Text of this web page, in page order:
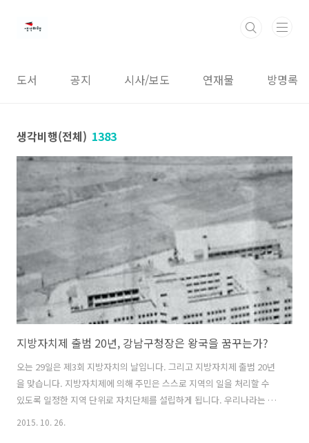
도서 공지 시사/보도 연재물 방명록
생각비행(전체) 1383
지방자치제 출범 20년, 강남구청장은 왕국을 꿈꾸는가?
오는 29일은 제3회 지방자치의 날입니다. 그리고 지방자치제 출범 20년
을 맞습니다. 지방자치제에 의해 주민은 스스로 지역의 일을 처리할 수
있도록 일정한 지역 단위로 자치단체를 설립하게 됩니다. 우리나라는 전
국적으로 시장-의회형의 자치단체 조직을 채택해 주민이 지방선거를 통
2015. 10. 26.